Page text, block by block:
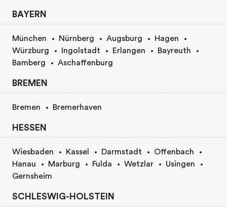
BAYERN
München Nürnberg Augsburg
Hagen
Würzburg
Ingolstadt Erlangen
Bayreuth
Bamberg
Aschaffenburg
BREMEN
Bremen Bremerhaven
HESSEN
Wiesbaden Kassel Darmstadt
Offenbach
Hanau
Marburg Fulda Wetzlar
Usingen
Gernsheim
SCHLESWIG-HOLSTEIN